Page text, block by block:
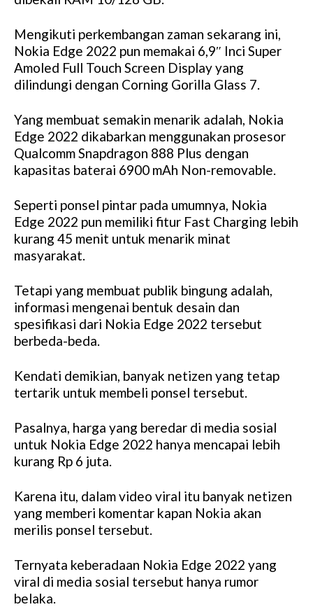
Mengikuti perkembangan zaman sekarang ini,
Nokia Edge 2022 pun memakai 6,9″ Inci Super
Amoled Full Touch Screen Display yang
dilindungi dengan Corning Gorilla Glass 7.
Yang membuat semakin menarik adalah, Nokia
Edge 2022 dikabarkan menggunakan prosesor
Qualcomm Snapdragon 888 Plus dengan
kapasitas baterai 6900 mAh Non-removable.
Seperti ponsel pintar pada umumnya, Nokia
Edge 2022 pun memiliki fitur Fast Charging lebih
kurang 45 menit untuk menarik minat
masyarakat.
Tetapi yang membuat publik bingung adalah,
informasi mengenai bentuk desain dan
spesifikasi dari Nokia Edge 2022 tersebut
berbeda-beda.
Kendati demikian, banyak netizen yang tetap
tertarik untuk membeli ponsel tersebut.
Pasalnya, harga yang beredar di media sosial
untuk Nokia Edge 2022 hanya mencapai lebih
kurang Rp 6 juta.
Karena itu, dalam video viral itu banyak netizen
yang memberi komentar kapan Nokia akan
merilis ponsel tersebut.
Ternyata keberadaan Nokia Edge 2022 yang
viral di media sosial tersebut hanya rumor
belaka.